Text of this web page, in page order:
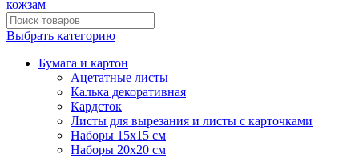
Выбрать категорию
Бумага и картон
Ацетатные листы
Калька декоративная
Кардсток
Листы для вырезания и листы с карточками
Наборы 15х15 см
Наборы 20х20 см